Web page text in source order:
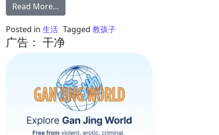
Read More…
Posted in 生活 Tagged 教孩子
广告： 干净